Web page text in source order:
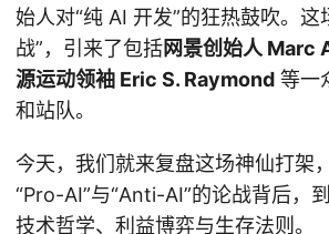
始人对“纯 AI 开发”的狂热鼓吹。这
战”，引来了包括网景创始人 Marc
源运动领袖 Eric S. Raymond 等一
和站队。
今天，我们就来复盘这场神仙打架
“Pro-AI”与“Anti-AI”的论战背后，
技术哲学、利益博弈与生存法则。